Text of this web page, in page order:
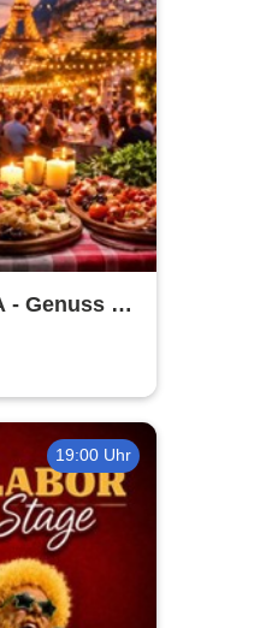
- Genuss &
19:00 Uhr